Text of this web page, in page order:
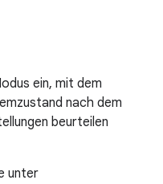
ein, mit dem
nach dem
beurteilen
unter